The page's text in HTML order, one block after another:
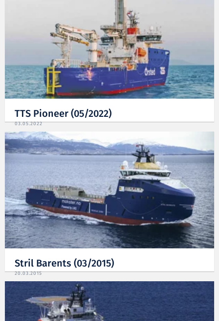
TTS Pioneer (05/2022)
03.05.2022
Stril Barents (03/2015)
20.03.2015